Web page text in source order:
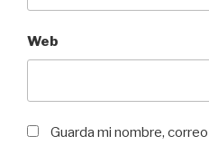
Web
Guarda mi nombre,